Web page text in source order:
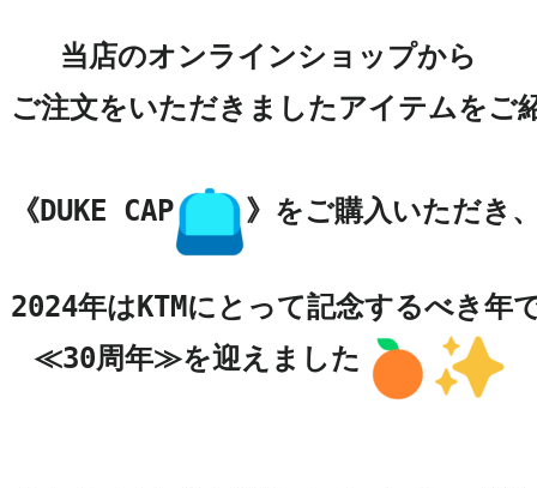
当店のオンラインショップから
ご注文をいただきましたアイテムをご
《DUKE CAP 》をご購入いただき
2024年はKTMにとって記念するべき年
≪30周年≫を迎えました